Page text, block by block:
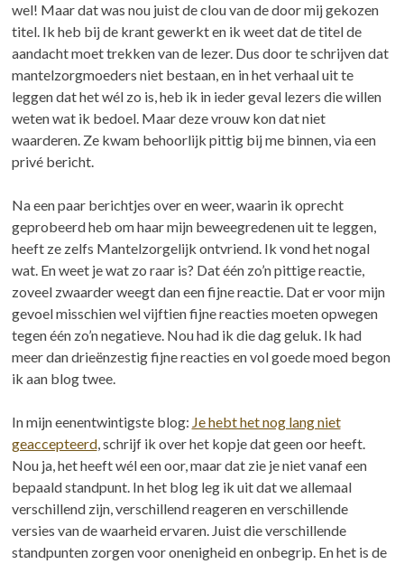
wel! Maar dat was nou juist de clou van de door mij gekozen
titel. Ik heb bij de krant gewerkt en ik weet dat de titel de
aandacht moet trekken van de lezer. Dus door te schrijven dat
mantelzorgmoeders niet bestaan, en in het verhaal uit te
leggen dat het wél zo is, heb ik in ieder geval lezers die willen
weten wat ik bedoel. Maar deze vrouw kon dat niet
waarderen. Ze kwam behoorlijk pittig bij me binnen, via een
privé bericht.
Na een paar berichtjes over en weer, waarin ik oprecht
geprobeerd heb om haar mijn beweegredenen uit te leggen,
heeft ze zelfs Mantelzorgelijk ontvriend. Ik vond het nogal
wat. En weet je wat zo raar is? Dat één zo’n pittige reactie,
zoveel zwaarder weegt dan een fijne reactie. Dat er voor mijn
gevoel misschien wel vijftien fijne reacties moeten opwegen
tegen één zo’n negatieve. Nou had ik die dag geluk. Ik had
meer dan drieënzestig fijne reacties en vol goede moed begon
ik aan blog twee.
In mijn eenentwintigste blog: Je hebt het nog lang niet
geaccepteerd, schrijf ik over het kopje dat geen oor heeft.
Nou ja, het heeft wél een oor, maar dat zie je niet vanaf een
bepaald standpunt. In het blog leg ik uit dat we allemaal
verschillend zijn, verschillend reageren en verschillende
versies van de waarheid ervaren. Juist die verschillende
standpunten zorgen voor onenigheid en onbegrip. En het is de